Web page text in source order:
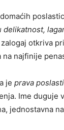
delikatnost,
zalogaj otkriva
na najfinije
je prava
Ime duguje
jednostavna